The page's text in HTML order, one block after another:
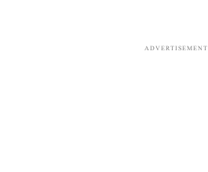
ADVERTISEMENT